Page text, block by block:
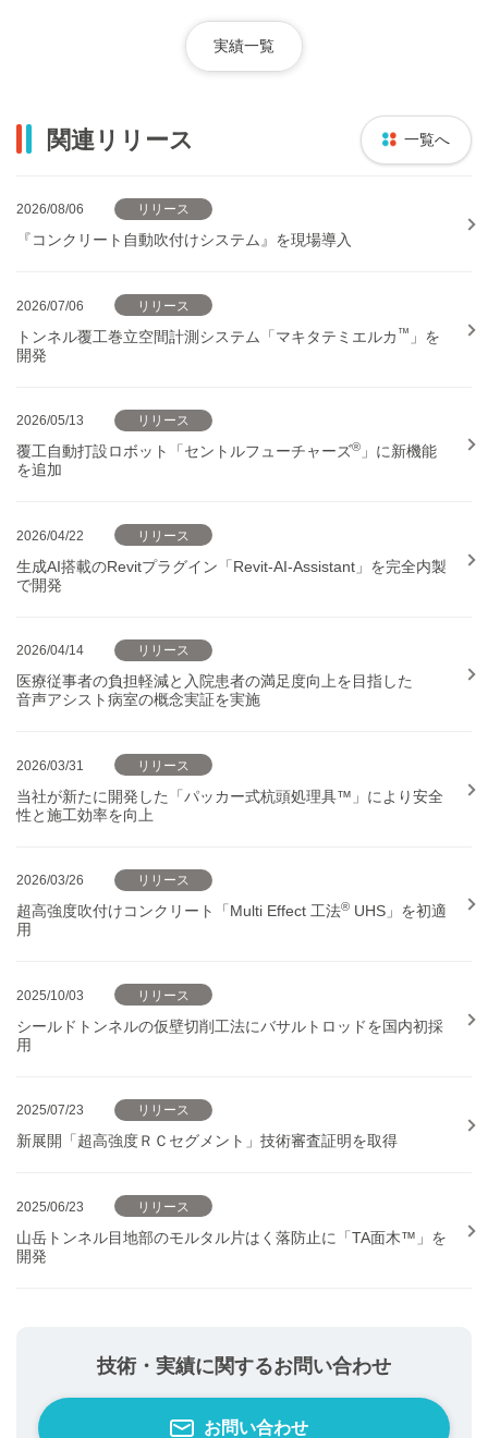
実績一覧
関連リリース 一覧へ
2026/08/06 リリース
『コンクリート自動吹付けシステム』を現場導入
2026/07/06 リリース
トンネル覆工巻立空間計測システム「マキタテミエルカ ™ 」を
開発
2026/05/13 リリース
覆工自動打設ロボット「セントルフューチャーズ® 」に新機能
を追加
2026/04/22 リリース
生成AI搭載のRevitプラグイン「Revit-AI-Assistant」を完全内製
で開発
2026/04/14 リリース
医療従事者の負担軽減と入院患者の満足度向上を目指した
音声アシスト病室の概念実証を実施
2026/03/31 リリース
当社が新たに開発した「パッカー式杭頭処理具™」により安全
性と施工効率を向上
2026/03/26 リリース
超高強度吹付けコンクリート「Multi Effect 工法® UHS」を初適
用
2025/10/03 リリース
シールドトンネルの仮壁切削工法にバサルトロッドを国内初採
用
2025/07/23 リリース
新展開「超高強度ＲＣセグメント」技術審査証明を取得
2025/06/23 リリース
山岳トンネル目地部のモルタル片はく落防止に「TA面木™」を
開発
技術・実績に関するお問い合わせ
お問い合わせ